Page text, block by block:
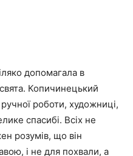
допомагала в
Копичинецький
роботи, художниці,
спасибі. Всіх не
розумів, що він
і не для похвали, а